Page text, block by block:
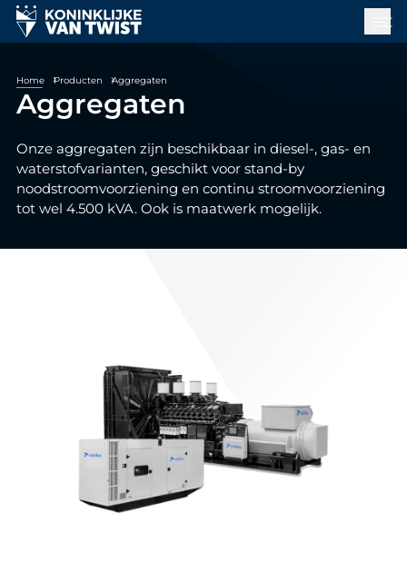
Home Producten Aggregaten
Aggregaten
Onze aggregaten zijn beschikbaar in diesel-, gas- en
waterstofvarianten, geschikt voor stand-by
noodstroomvoorziening en continu stroomvoorziening
tot wel 4.500 kVA. Ook is maatwerk mogelijk.